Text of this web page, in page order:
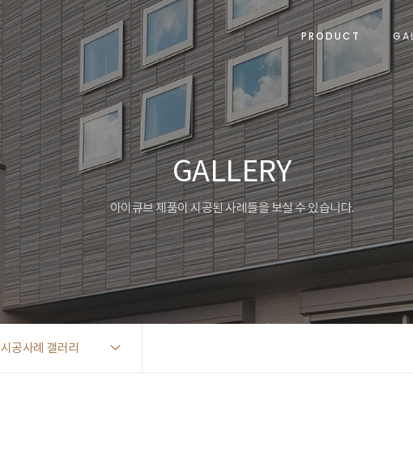
PRODUCT
GALLERY
아이큐브 제품이 시공된 사례들을 보실 수 있습니다.
시공사례 갤러리